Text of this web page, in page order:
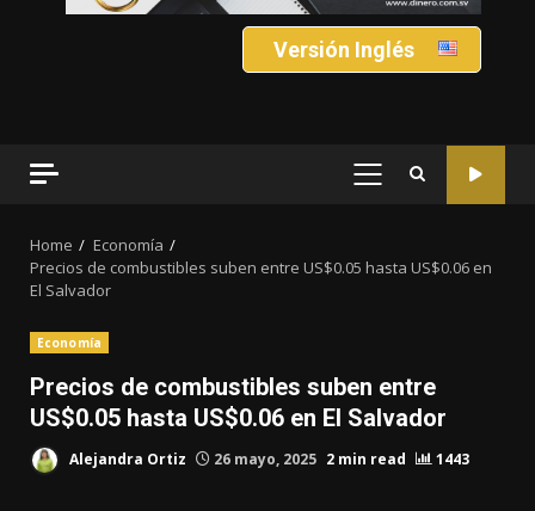
Versión Inglés
PRIMARY
Home
Economía
Precios de combustibles suben entre US$0.05 hasta US$0.06 en
El Salvador
Economía
Precios de combustibles suben entre
US$0.05 hasta US$0.06 en El Salvador
Alejandra Ortiz 26 mayo, 2025 2 min read 1443